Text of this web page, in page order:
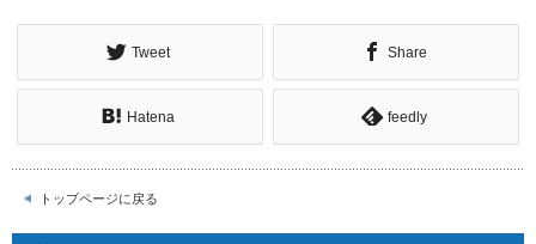
Tweet Share
Hatena feedly
トップページに戻る